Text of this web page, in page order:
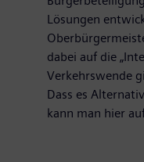
Lösungen
dabei auf die
Verkehrswende
Dass es
kann man hier